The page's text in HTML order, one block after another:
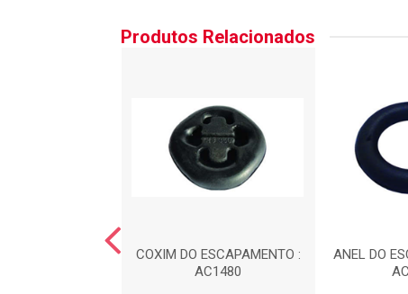
Produtos Relacionados
COXIM DO ESCAPAMENTO :
AC1480
ANEL DO